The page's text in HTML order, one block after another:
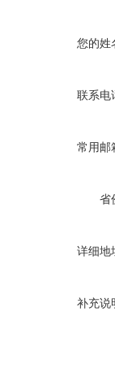
您的姓
联系电
常用邮
省
详细地
补充说